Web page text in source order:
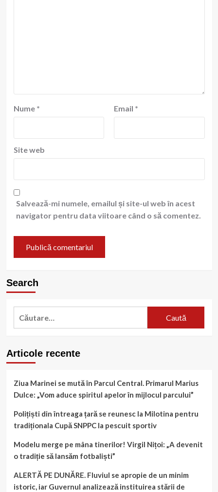
Nume * Email *
Site web
Salvează-mi numele, emailul și site-ul web în acest
navigator pentru data viitoare când o să comentez.
Search
Caută
Articole recente
Ziua Marinei se mută în Parcul Central. Primarul Marius
Dulce: „Vom aduce spiritul apelor în mijlocul parcului”
Polițiști din întreaga țară se reunesc la Milotina pentru
tradiționala Cupă SNPPC la pescuit sportiv
Modelu merge pe mâna tinerilor! Virgil Nițoi: „A devenit
o tradiție să lansăm fotbaliști”
ALERTĂ PE DUNĂRE. Fluviul se apropie de un minim
istoric, iar Guvernul analizează instituirea stării de